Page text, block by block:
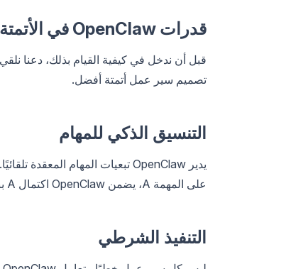
قدرات OpenClaw في الأتمتة
تصميم سير عمل أتمتة أفضل.
التنسيق الذكي للمهام
على المهمة A، يضمن OpenClaw اكتمال A بنجاح قبل بدء B. مفهوم بسيط، لكنه يلغي الكثير من البرمجة النصية الهشة.
التنفيذ الشرطي